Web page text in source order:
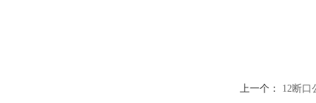
上一个： 12断口